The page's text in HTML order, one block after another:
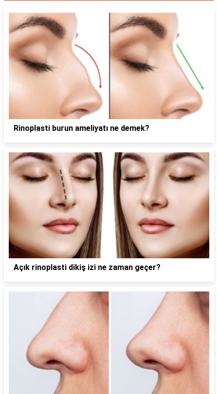
Rinoplasti burun ameliyatı ne demek?
Açık rinoplasti dikiş izi ne zaman geçer?